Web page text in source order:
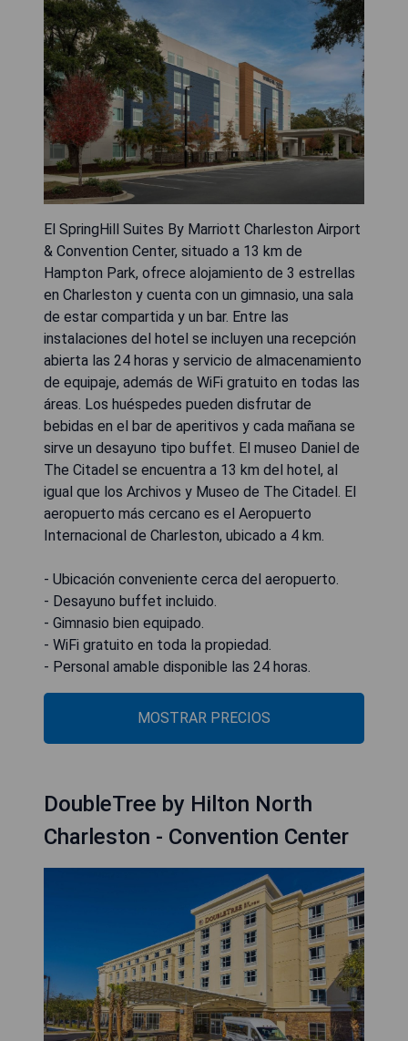
El SpringHill Suites By Marriott Charleston Airport
& Convention Center, situado a 13 km de
Hampton Park, ofrece alojamiento de 3 estrellas
en Charleston y cuenta con un gimnasio, una sala
de estar compartida y un bar. Entre las
instalaciones del hotel se incluyen una recepción
abierta las 24 horas y servicio de almacenamiento
de equipaje, además de WiFi gratuito en todas las
áreas. Los huéspedes pueden disfrutar de
bebidas en el bar de aperitivos y cada mañana se
sirve un desayuno tipo buffet. El museo Daniel de
The Citadel se encuentra a 13 km del hotel, al
igual que los Archivos y Museo de The Citadel. El
aeropuerto más cercano es el Aeropuerto
Internacional de Charleston, ubicado a 4 km.
- Ubicación conveniente cerca del aeropuerto.
- Desayuno buffet incluido.
- Gimnasio bien equipado.
- WiFi gratuito en toda la propiedad.
- Personal amable disponible las 24 horas.
MOSTRAR PRECIOS
DoubleTree by Hilton North
Charleston - Convention Center